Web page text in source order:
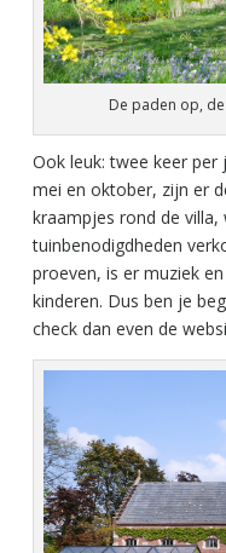
De paden op,
Ook leuk: twee keer
mei en oktober, zijn er
kraampjes rond de
tuinbenodigdheden
proeven, is er muziek
kinderen. Dus ben je
check dan even de